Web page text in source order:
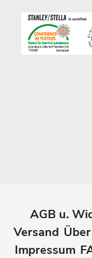
AGB u.
Versand
Impressum